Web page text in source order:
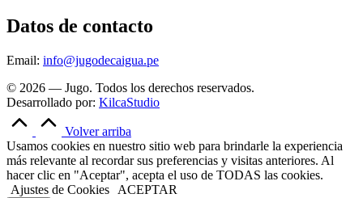
Datos de contacto
Email: info@jugodecaigua.pe
© 2026 — Jugo. Todos los derechos reservados.
Desarrollado por: KilcaStudio
Volver arriba
Usamos cookies en nuestro sitio web para brindarle la experiencia
más relevante al recordar sus preferencias y visitas anteriores. Al
hacer clic en "Aceptar", acepta el uso de TODAS las cookies.
Ajustes de Cookies
ACEPTAR